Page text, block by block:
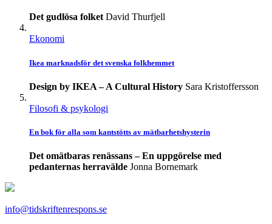
Det gudlösa folket David Thurfjell
Ekonomi
Ikea marknadsför det svenska folkhemmet
Design by IKEA – A Cultural History Sara Kristoffersson
Filosofi & psykologi
En bok för alla som kantstötts av mätbarhetshysterin
Det omätbaras renässans – En uppgörelse med
pedanternas herravälde Jonna Bornemark
info@tidskriftenrespons.se